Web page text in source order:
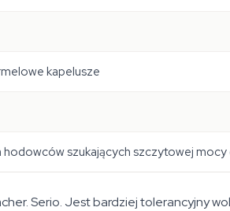
kapelusze
szukających szczytowej mocy
Serio. Jest bardziej tolerancyjny